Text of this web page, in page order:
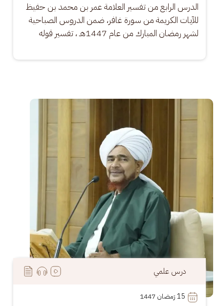
الدرس الرابع من تفسير العلامة عمر بن محمد بن حفيظ
للآيات الكريمة من سورة غافر، ضمن الدروس الصباحية
لشهر رمضان المبارك من عام 1447هـ ، تفسير قوله
الصورة
درس علمي
15